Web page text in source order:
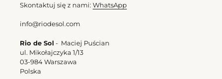
Skontaktuj się z nami: WhatsApp
info@riodesol.com
Rio de Sol - Maciej Puścian
ul. Mikołajczyka 1/13
03-984 Warszawa
Polska